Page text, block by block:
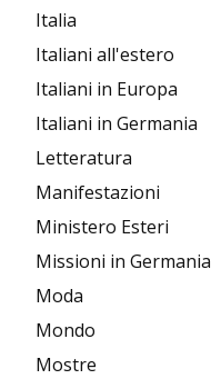
Italia
Italiani all'estero
Italiani in Europa
Italiani in Germania
Letteratura
Manifestazioni
Ministero Esteri
Missioni in Germania
Moda
Mondo
Mostre